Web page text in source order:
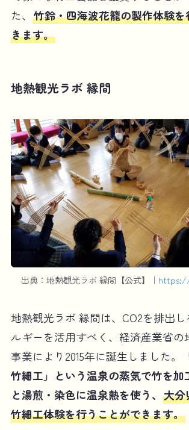
た、 竹鈴・四海波花籠の製作体験
きます。
地熱観光ラボ 縁間
出典：地熱観光ラボ 縁間【公式】｜
地熱観光ラボ 縁間は、CO2を排出
ルギーを活用すべく、経済産業省の
事業により2015年に誕生しました。
竹細工」という温泉の蒸気で竹を加
と湯煎・染色に温泉熱を使う、 大分
竹細工体験を行うことができます。